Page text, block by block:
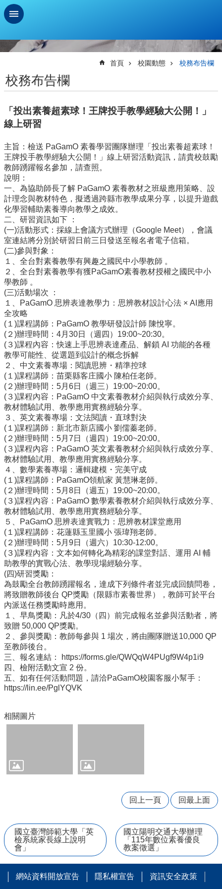
跳到主要內容區塊
階
學
扶
助
驗
新
生
資
訊
及
總
量
管
制
辦
法
力
宇
教
育
平
台
正
常
教
學
自
我
檢
核
表
學
習
扶
助
方
案
科
技
化
評
量
翰
林
雲
端
學
院
課
程
平
台
國
升
學
特
教
區
學
務
處
首頁 校園動態 校務布告欄
校務布告欄
「投出素養超素球！王牌投手教學經驗大公開！」
線上研習
主旨：檢送 PaGamO 素養學習團隊辦理「投出素養超素球！
王牌投手教學經驗大公開！」線上研習活動資訊，請貴校鼓勵
教師踴躍報名參加，請查照。
說明：
一、為協助師長了解 PaGamO 素養教材之班級應用策略、設
計理念與教材特色，擬透過跨縣市教學成果分享，以提升遊戲
化學習輔助素養導向教學之成效。
二、研習資訊如下 ：
(一)活動形式：採線上會議方式辦理（Google Meet），會議
室連結將分別於研習日前三日發送至報名者電子信箱。
(二)參與對象：
１、全台對素養教學有興趣之國民中小學教師 。
２、全台對素養教學有獲PaGamO素養教材授權之國民中小
學教師 。
(三)活動場次 ：
１、PaGamO 思辨表達教學力：思辨教材設計心法 × AI應用
全攻略
(１)課程講師：PaGamO 教學研發設計師 陳悅寧。
(２)辦理時間：4月30日（週四）19:00~20:30。
(３)課程內容：快速上手思辨表達產品、解鎖 AI 功能的各種
教學可能性、從選題到設計的概念拆解
２、中文素養專場：閱讀思辨・精準控球
(１)課程講師：苗栗縣客庄國小 陳柏任老師。
(２)辦理時間：5月6日（週三）19:00~20:00。
(３)課程內容：PaGamO 中文素養教材介紹與執行成效分享、
教材體驗試用、教學應用實務經驗分享。
３、英文素養專場：文法閱讀・直球對決
(１)課程講師：新北市新店國小 劉儒蓁老師。
(２)辦理時間：5月7日（週四）19:00~20:00。
(３)課程內容：PaGamO 英文素養教材介紹與執行成效分享、
教材體驗試用、教學應用實務經驗分享。
４、數學素養專場：邏輯建模・完美守成
(１)課程講師：PaGamO領航家 黃慧琳老師。
(２)辦理時間：5月8日（週五）19:00~20:00。
(３)課程內容：PaGamO 數學素養教材介紹與執行成效分享、
教材體驗試用、教學應用實務經驗分享。
５、PaGamO 思辨表達實戰力：思辨教材課堂應用
(１)課程講師：花蓮縣玉里國小 張瑋翔老師。
(２)辦理時間：5月9日（週六）10:30-12:00。
(３)課程內容：文本如何轉化為精彩的課堂對話、運用 AI 輔
助教學的實戰心法、教學現場經驗分享。
(四)研習獎勵：
為鼓勵全台教師踴躍報名，達成下列條件者並完成回饋問卷，
將致贈教師後台 QP獎勵（限縣市素養世界），教師可於平台
內派送任務獎勵時應用。
１、早鳥獎勵：凡於4/30（四）前完成報名並參與活動者，將
致贈 50,000 QP獎勵。
２、參與獎勵：教師每參與 1 場次，將由團隊贈送10,000 QP
至教師後台。
三、報名連結： https://forms.gle/QWQqW4PUgf9W4p1i9
四、檢附活動文宣 2 份。
五、如有任何活動問題，請洽PaGamO校園客服小幫手：
https://lin.ee/PglYQVK
相關圖片
回上一頁 回最上面
國立臺灣師範大學「英
檢系統家長線上說明
會」
國立陽明交通大學辦理
「115年數位素養優良
教案徵選」
網站資料開放宣告 隱私權宣告 資訊安全政策